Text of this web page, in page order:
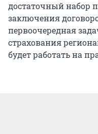
достаточный набор
заключения
первоочередная
страхования
будет работать на